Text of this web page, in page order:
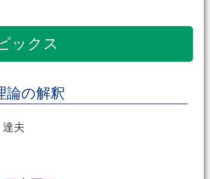
ックス
論の解釈
夫